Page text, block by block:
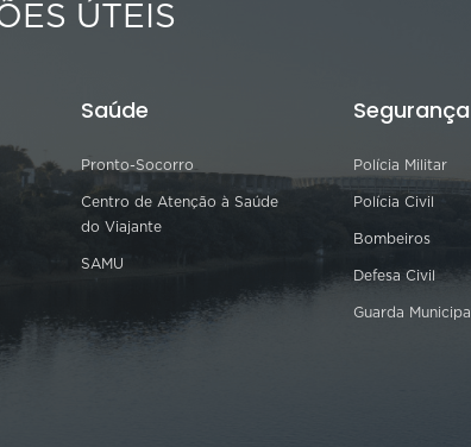
ÚTEIS
Saúde
Pronto-Socorro
Centro de Atenção à Saúde
do Viajante
SAMU
Segurança
Polícia Militar
Polícia Civil
Bombeiros
Defesa Civil
Guarda Municipal